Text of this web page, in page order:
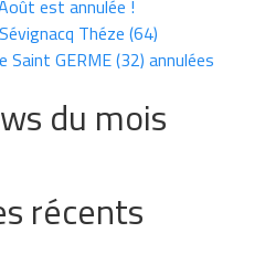
est annulée !
Théze (64)
GERME (32) annulées
du mois
récents